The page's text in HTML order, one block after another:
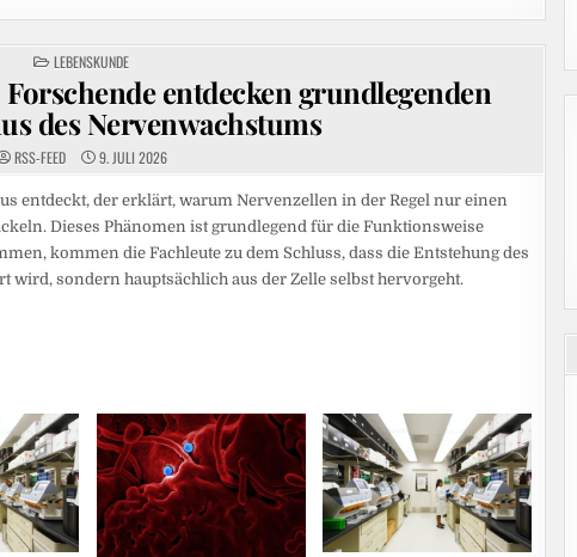
POSTED
IN
LEBENSKUNDE
entdecken grundlegenden
des Nervenwachstums
RSS-FEED 9. JULI 2026
entdeckt, der erklärt, warum Nervenzellen in der Regel nur einen
Dieses Phänomen ist grundlegend für die Funktionsweise
kommen die Fachleute zu dem Schluss, dass die Entstehung des
wird, sondern hauptsächlich aus der Zelle selbst hervorgeht.